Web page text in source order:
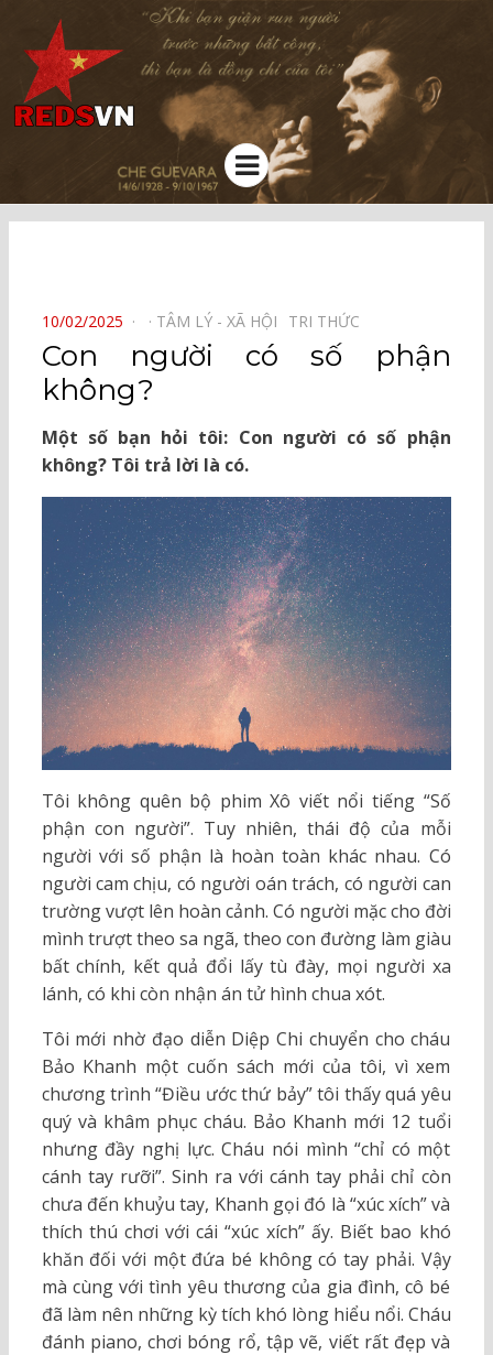
Kênh chia sẻ tri thức cộng đồng
Menu
POSTED
ON
10/02/2025 TÂM LÝ - XÃ HỘI⠀ TRI THỨC⠀
Con người có số phận
không?
Một số bạn hỏi tôi: Con người có số phận
không? Tôi trả lời là có.
Tôi không quên bộ phim Xô viết nổi tiếng “Số
phận con người”. Tuy nhiên, thái độ của mỗi
người với số phận là hoàn toàn khác nhau. Có
người cam chịu, có người oán trách, có người can
trường vượt lên hoàn cảnh. Có người mặc cho đời
mình trượt theo sa ngã, theo con đường làm giàu
bất chính, kết quả đổi lấy tù đày, mọi người xa
lánh, có khi còn nhận án tử hình chua xót.
Tôi mới nhờ đạo diễn Diệp Chi chuyển cho cháu
Bảo Khanh một cuốn sách mới của tôi, vì xem
chương trình “Điều ước thứ bảy” tôi thấy quá yêu
quý và khâm phục cháu. Bảo Khanh mới 12 tuổi
nhưng đầy nghị lực. Cháu nói mình “chỉ có một
cánh tay rưỡi”. Sinh ra với cánh tay phải chỉ còn
chưa đến khuỷu tay, Khanh gọi đó là “xúc xích” và
thích thú chơi với cái “xúc xích” ấy. Biết bao khó
khăn đối với một đứa bé không có tay phải. Vậy
mà cùng với tình yêu thương của gia đình, cô bé
đã làm nên những kỳ tích khó lòng hiểu nổi. Cháu
đánh piano, chơi bóng rổ, tập vẽ, viết rất đẹp và